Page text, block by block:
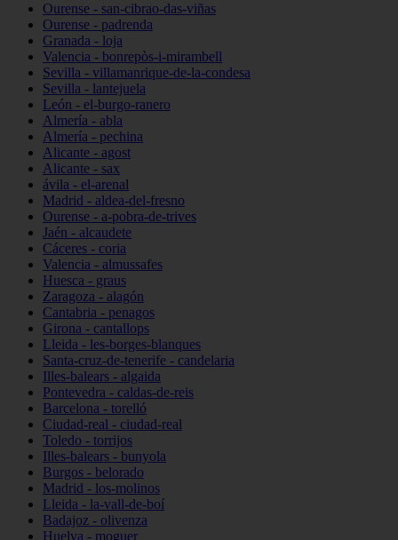
Ourense - san-cibrao-das-viñas
Ourense - padrenda
Granada - loja
Valencia - bonrepòs-i-mirambell
Sevilla - villamanrique-de-la-condesa
Sevilla - lantejuela
León - el-burgo-ranero
Almería - abla
Almería - pechina
Alicante - agost
Alicante - sax
ávila - el-arenal
Madrid - aldea-del-fresno
Ourense - a-pobra-de-trives
Jaén - alcaudete
Cáceres - coria
Valencia - almussafes
Huesca - graus
Zaragoza - alagón
Cantabria - penagos
Girona - cantallops
Lleida - les-borges-blanques
Santa-cruz-de-tenerife - candelaria
Illes-balears - algaida
Pontevedra - caldas-de-reis
Barcelona - torelló
Ciudad-real - ciudad-real
Toledo - torrijos
Illes-balears - bunyola
Burgos - belorado
Madrid - los-molinos
Lleida - la-vall-de-boí
Badajoz - olivenza
Huelva - moguer